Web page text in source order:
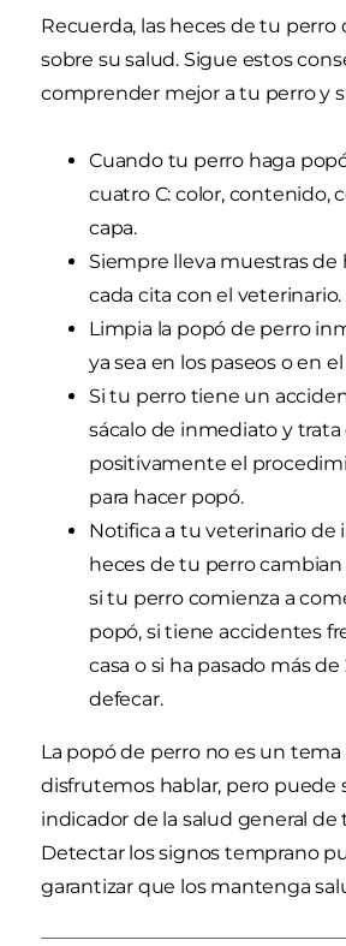
Recuerda, las heces de tu
sobre su salud. Sigue estos
comprender mejor a tu perro y
Cuando tu perro haga
cuatro C: color, contenido,
capa.
Siempre lleva muestras de
cada cita con el veterinario.
Limpia la popó de perro
ya sea en los paseos o en
Si tu perro tiene un
sácalo de inmediato y trata
positivamente el
para hacer popó.
Notifica a tu veterinario de
heces de tu perro
si tu perro comienza a
popó, si tiene accidentes
casa o si ha pasado más de
defecar.
La popó de perro no es un
disfrutemos hablar, pero puede
indicador de la salud general de
Detectar los signos temprano
garantizar que los mantenga